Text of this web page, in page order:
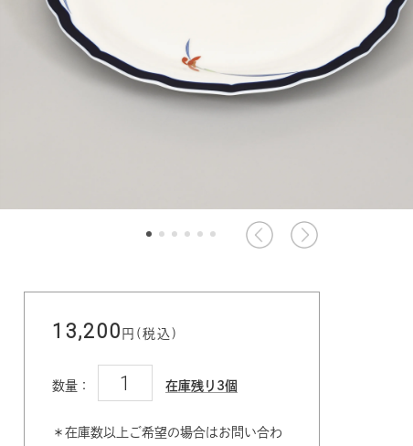
13,200 円(税込)
数量： 在庫残り3個
＊在庫数以上ご希望の場合はお問い合わ